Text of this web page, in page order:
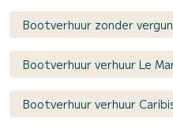
Bootverhuur zonder
Bootverhuur verhuur Le
Bootverhuur verhuur